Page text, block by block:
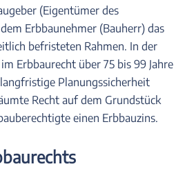
(Eigentümer des
Erbbaunehmer (Bauherr) das
befristeten Rahmen. In der
Erbbaurecht über 75 bis 99 Jahre
Planungssicherheit
Recht auf dem Grundstück
einen Erbbauzins.